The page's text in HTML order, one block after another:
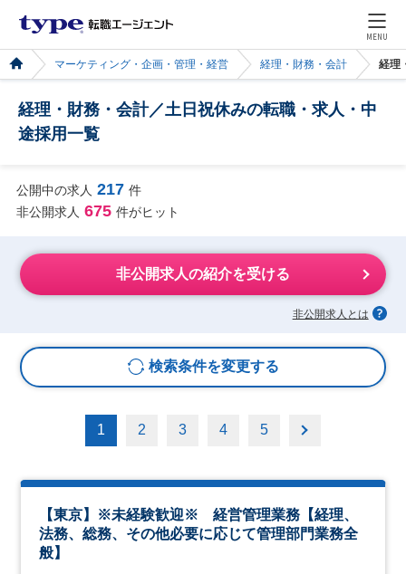
MENU
マーケティング・企画・管理・経営 経理・財務・会計 経理
経理・財務・会計／土日祝休みの転職・求人・中
途採用一覧
公開中の求人 217 件
非公開求人 675 件がヒット
非公開求人の紹介を受ける
非公開求人とは
検索条件を変更する
1 2 3 4 5
【東京】※未経験歓迎※ 経営管理業務【経理、
法務、総務、その他必要に応じて管理部門業務全
般】